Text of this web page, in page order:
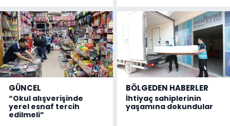
GÜNCEL
“Okul alışverişinde
yerel esnaf tercih
edilmeli”
BÖLGEDEN HABERLER
İhtiyaç sahiplerinin
yaşamına dokundular